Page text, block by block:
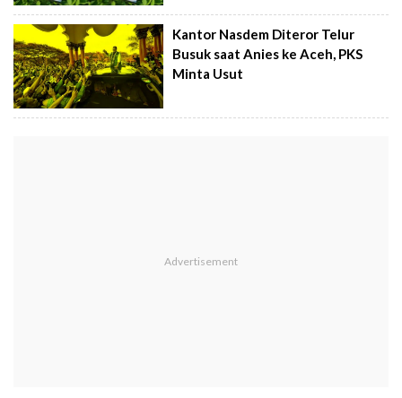
Kantor Nasdem Diteror Telur
Busuk saat Anies ke Aceh, PKS
Minta Usut